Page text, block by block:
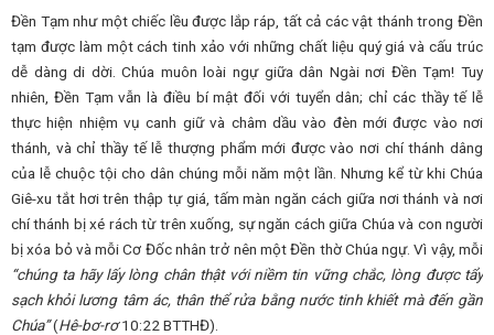
Đền Tạm như một chiếc lều được lắp ráp, tất cả các vật thánh trong Đền
tạm được làm một cách tinh xảo với những chất liệu quý giá và cấu trúc
dễ dàng di dời. Chúa muôn loài ngự giữa dân Ngài nơi Đền Tạm! Tuy
nhiên, Đền Tạm vẫn là điều bí mật đối với tuyển dân; chỉ các thầy tế lễ
thực hiện nhiệm vụ canh giữ và châm dầu vào đèn mới được vào nơi
thánh, và chỉ thầy tế lễ thượng phẩm mới được vào nơi chí thánh dâng
của lễ chuộc tội cho dân chúng mỗi năm một lần. Nhưng kể từ khi Chúa
Giê-xu tắt hơi trên thập tự giá, tấm màn ngăn cách giữa nơi thánh và nơi
chí thánh bị xé rách từ trên xuống, sự ngăn cách giữa Chúa và con người
bị xóa bỏ và mỗi Cơ Đốc nhân trở nên một Đền thờ Chúa ngự. Vì vậy, mỗi
“chúng ta hãy lấy lòng chân thật với niềm tin vững chắc, lòng được tẩy
sạch khỏi lương tâm ác, thân thể rửa bằng nước tinh khiết mà đến gần
Chúa”(Hê-bơ-rơ10:22 BTTHĐ).